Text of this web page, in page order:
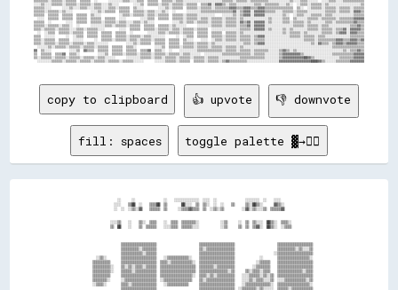
copy to clipboard 👍 upvote 👎 downvote
fill: spaces toggle palette ▓→✊🏽